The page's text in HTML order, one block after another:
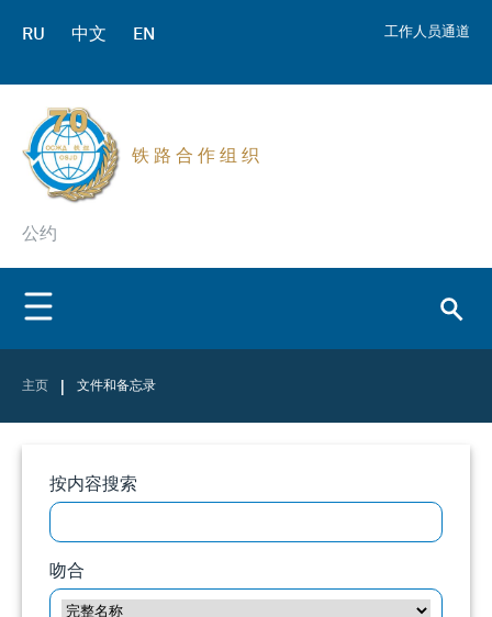
RU 中文 EN 工作人员通道
铁 路 合 作 组 织
公约
主页 | 文件和备忘录
按内容搜索
吻合